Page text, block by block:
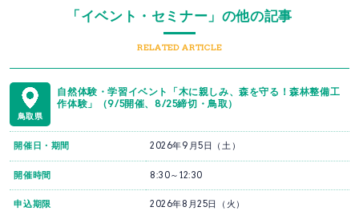
「イベント・セミナー」の他の記事
RELATED ARTICLE
鳥取県
自然体験・学習イベント「木に親しみ、森を守る！森林整備工
作体験」（9/5開催、8/25締切・鳥取）
開催日・期間 2026年9月5日（土）
開催時間 8:30～12:30
申込期限 2026年8月25日（火）